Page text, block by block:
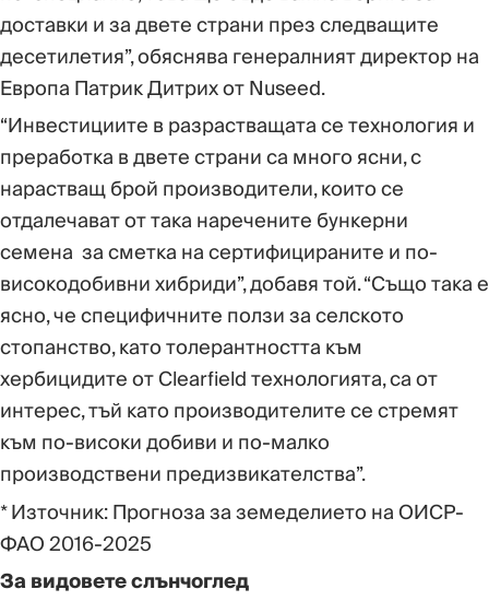
доставки и за двете страни през следващите
десетилетия”, обяснява генералният директор на
Европа Патрик Дитрих от Nuseed.
“Инвестициите в разрастващата се технология и
преработка в двете страни са много ясни, с
нарастващ брой производители, които се
отдалечават от така наречените бункерни
семена за сметка на сертифицираните и по-
високодобивни хибриди”, добавя той. “Също така е
ясно, че специфичните ползи за селското
стопанство, като толерантността към
хербицидите от Clearfield технологията, са от
интерес, тъй като производителите се стремят
към по-високи добиви и по-малко
производствени предизвикателства”.
* Източник: Прогноза за земеделието на ОИСР-
ФАО 2016-2025
За видовете слънчоглед